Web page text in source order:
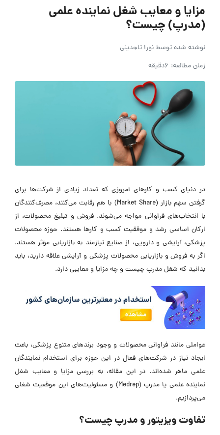
مزایا و معایب شغل نماینده علمی
(مدرپ) چیست؟
نوشته شده توسطنورا تاجدینی
زمان مطالعه: 6دقیقه
در دنیای کسب و کار‌های امروزی که تعداد زیادی از شرکت‌ها برای
گرفتن سهم بازار (Market Share) با هم رقابت می‌کنند، مصرف‌کنندگان
با انتخاب‌های فراوانی مواجه می‌شوند. فروش و تبلیغ محصولات، از
ارکان اساسی رشد و موفقیت کسب و کار‌ها هستند. حوزه محصولات
پزشکی، آرایشی و دارویی، از صنایع نیازمند به بازاریابی مؤثر هستند.
اگر به فروش و بازاریابی محصولات پزشکی و آرایشی علاقه دارید، باید
بدانید که شغل مدرپ چیست و چه مزایا و معایبی دارد.
عواملی مانند فراوانی محصولات و وجود برند‌های متنوع پزشکی، باعث
ایجاد نیاز در شرکت‌های فعال در این حوزه برای استخدام نمایندگان
علمی ماهر شده‌اند. در این مقاله، به بررسی مزایا و معایب شغل
نماینده علمی یا مدرپ (Medrep) و مسئولیت‌های این موقعیت شغلی
می‌پردازیم.
تفاوت ویزیتور و مدرپ چیست؟